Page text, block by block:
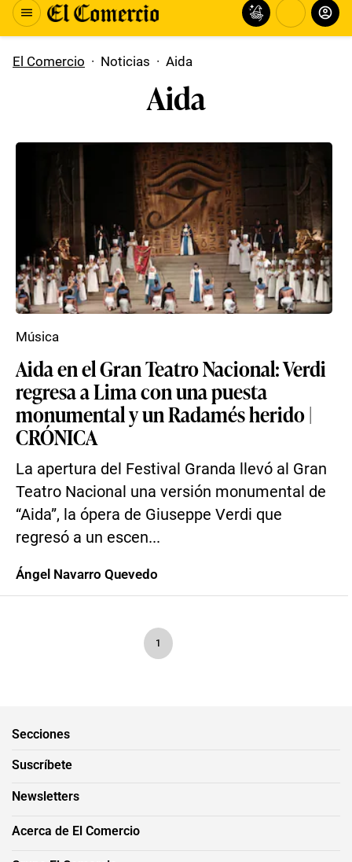
El Comercio · Noticias · Aida
Aida
Aida en el Gran Teatro Nacional: Verdi
regresa a Lima con una puesta
monumental y un Radamés herido |
CRÓNICA
La apertura del Festival Granda llevó al Gran
Teatro Nacional una versión monumental de
“Aida”, la ópera de Giuseppe Verdi que
regresó a un escen...
Música
Ángel Navarro Quevedo
1
Secciones
Suscríbete
Newsletters
Acerca de El Comercio